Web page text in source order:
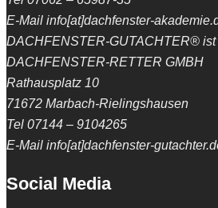
E-Mail info[at]dachfenster-
DACHFENSTER-GUTACHTER® ist
DACHFENSTER-RETTER GMBH
Rathausplatz 10
71672 Marbach-Rielingshausen
Tel 07144 – 9104265
E-Mail info[at]dachfenster-
Social Media